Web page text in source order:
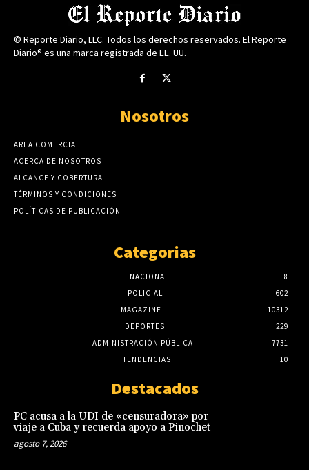
© Reporte Diario, LLC. Todos los derechos reservados. El Reporte
Diario® es una marca registrada de EE. UU.
Nosotros
AREA COMERCIAL
ACERCA DE NOSOTROS
ALCANCE Y COBERTURA
TÉRMINOS Y CONDICIONES
POLÍTICAS DE PUBLICACIÓN
Categorias
NACIONAL
8
POLICIAL
602
MAGAZINE
10312
DEPORTES
229
ADMINISTRACIÓN PÚBLICA
7731
TENDENCIAS
10
Destacados
PC acusa a la UDI de «censuradora» por
viaje a Cuba y recuerda apoyo a Pinochet
agosto 7, 2026